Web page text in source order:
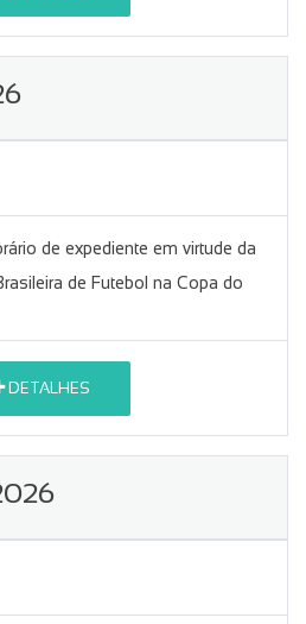
de expediente em virtude da
de Futebol na Copa do
DETALHES